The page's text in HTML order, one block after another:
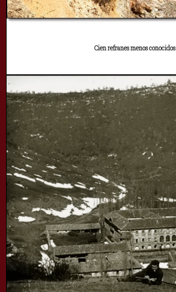
Cien refranes menos conocidos